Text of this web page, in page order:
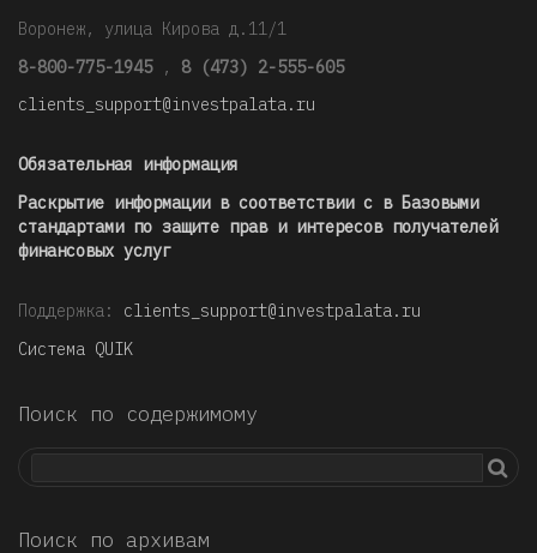
Воронеж, улица Кирова д.11/1
8-800-775-1945 , 8 (473) 2-555-605
clients_support@investpalata.ru
Обязательная информация
Раскрытие информации в соответствии с в Базовыми
стандартами по защите прав и интересов получателей
финансовых услуг
Поддержка: clients_support@investpalata.ru
Система QUIK
Поиск по содержимому
Поиск по архивам